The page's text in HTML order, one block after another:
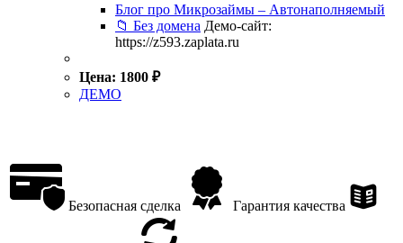
Блог про Микрозаймы – Автонаполняемый
📁 Без домена Демо-сайт:
https://z593.zaplata.ru
Цена: 1800 ₽
ДЕМО
Безопасная сделка Гарантия качества